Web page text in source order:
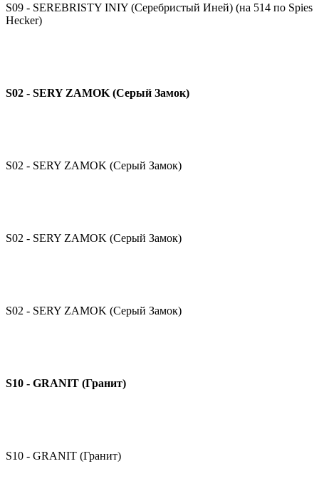
S09 - SEREBRISTY INIY (Серебристый Иней) (на 514 по Spies
Hecker)
S02 - SERY ZAMOK (Серый Замок)
S02 - SERY ZAMOK (Серый Замок)
S02 - SERY ZAMOK (Серый Замок)
S02 - SERY ZAMOK (Серый Замок)
S10 - GRANIT (Гранит)
S10 - GRANIT (Гранит)